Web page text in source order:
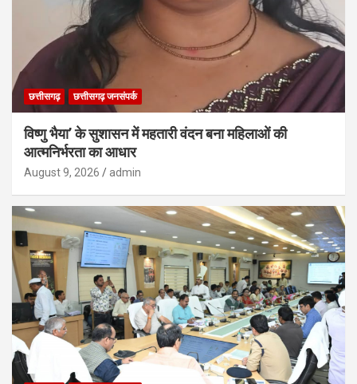
छत्तीसगढ़ छत्तीसगढ़ जनसंपर्क
विष्णु भैया’ के सुशासन में महतारी वंदन बना महिलाओं की
आत्मनिर्भरता का आधार
August 9, 2026 admin